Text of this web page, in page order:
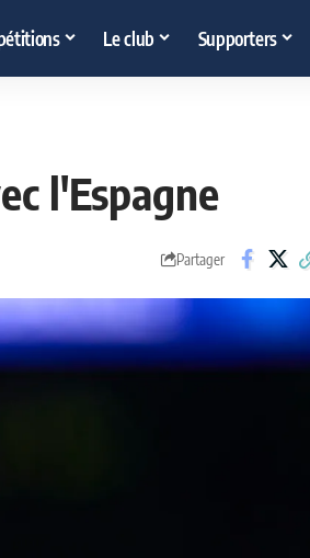
Le club Supporters
l'Espagne
Partager